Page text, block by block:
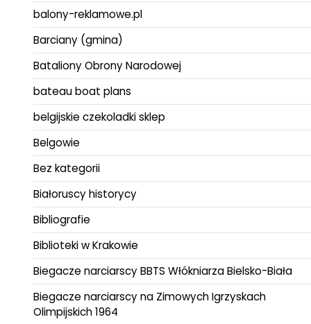
balony-reklamowe.pl
Barciany (gmina)
Bataliony Obrony Narodowej
bateau boat plans
belgijskie czekoladki sklep
Belgowie
Bez kategorii
Białoruscy historycy
Bibliografie
Biblioteki w Krakowie
Biegacze narciarscy BBTS Włókniarza Bielsko-Biała
Biegacze narciarscy na Zimowych Igrzyskach
Olimpijskich 1964